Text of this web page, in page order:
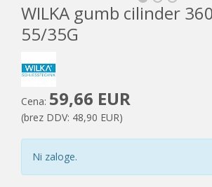
WILKA gumb cilinder
55/35G
Cena: 59,66 EUR
(brez DDV: 48,90 EUR)
Ni zaloge.